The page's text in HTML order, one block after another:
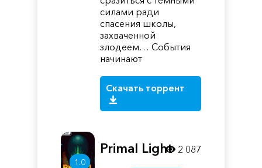
силами ради
спасения школы,
захваченной
злодеем… События
начинают
Скачать торрент
1.0
Primal Light 2 087